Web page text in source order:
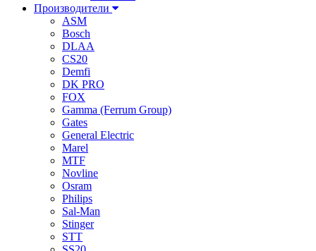
Производители
ASM
Bosch
DLAA
CS20
Demfi
DK PRO
FOX
Gamma (Ferrum Group)
Gates
General Electric
Marel
MTF
Novline
Osram
Philips
Sal-Man
Stinger
STT